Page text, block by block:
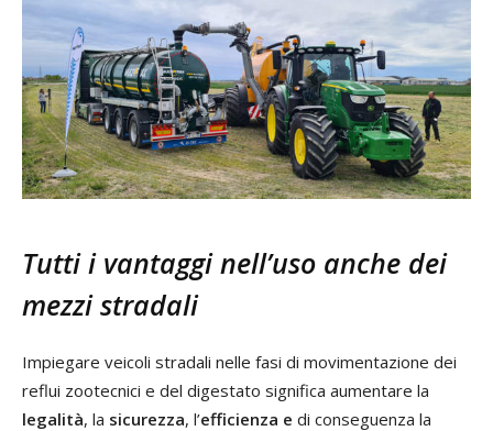
Tutti i vantaggi nell’uso anche dei
mezzi stradali
Impiegare veicoli stradali nelle fasi di movimentazione dei
reflui zootecnici e del digestato significa aumentare la
legalità, la sicurezza, l’efficienza e di conseguenza la